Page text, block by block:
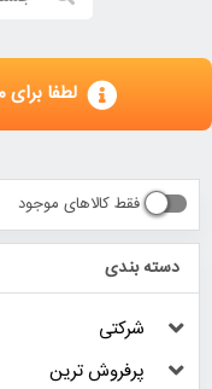
لطفا
فقط کالاهای موجود
دسته بندی
شرکتی
پرفروش ترین